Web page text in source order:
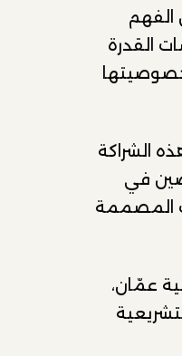
الفهم
القدرة
خصوصيتها
الشراكة
في
المصممة
عمّان،